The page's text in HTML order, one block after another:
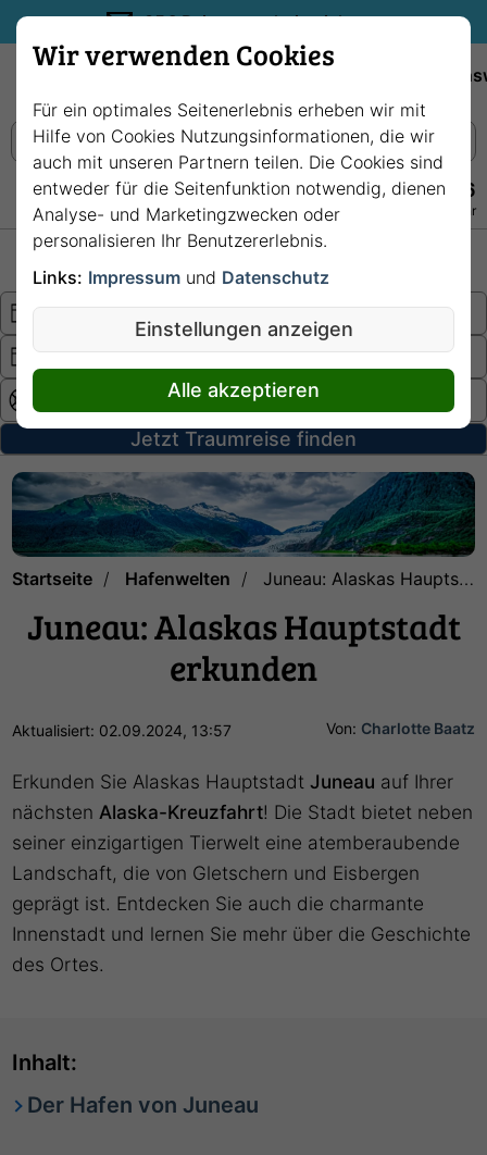
35€ Reisegutschein sichern.
+49 228 3875 7256
Persönlich · Kostenlos · Täglich 08–22 Uhr
Jetzt Traumreise finden
Startseite Hafenwelten Juneau: Alaskas Hauptstadt erkunden
Juneau: Alaskas Hauptstadt
erkunden
Von: Charlotte Baatz
Aktualisiert: 02.09.2024, 13:57
Erkunden Sie Alaskas HauptstadtJuneau auf Ihrer
nächsten Alaska-Kreuzfahrt! Die Stadt bietet neben
seiner einzigartigen Tierwelt eine atemberaubende
Landschaft, die von Gletschern und Eisbergen
geprägt ist. Entdecken Sie auch die charmante
Innenstadt und lernen Sie mehr über die Geschichte
des Ortes.
Inhalt:
Der Hafen von Juneau
Wir verwenden Cookies
Für ein optimales Seitenerlebnis erheben wir mit
Hilfe von Cookies Nutzungsinformationen, die wir
auch mit unseren Partnern teilen. Die Cookies sind
entweder für die Seitenfunktion notwendig, dienen
Analyse- und Marketingzwecken oder
personalisieren Ihr Benutzererlebnis.
Links: Impressum und Datenschutz
Einstellungen anzeigen
Alle akzeptieren